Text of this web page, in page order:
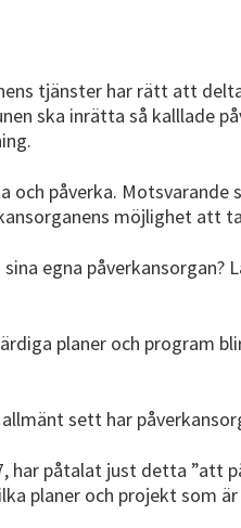
tjänster har rätt att
ska inrätta så kalllade
påverka. Motsvarande
möjlighet att
egna påverkansorgan?
planer och program
sett har
påtalat just detta ”att
planer och projekt som är